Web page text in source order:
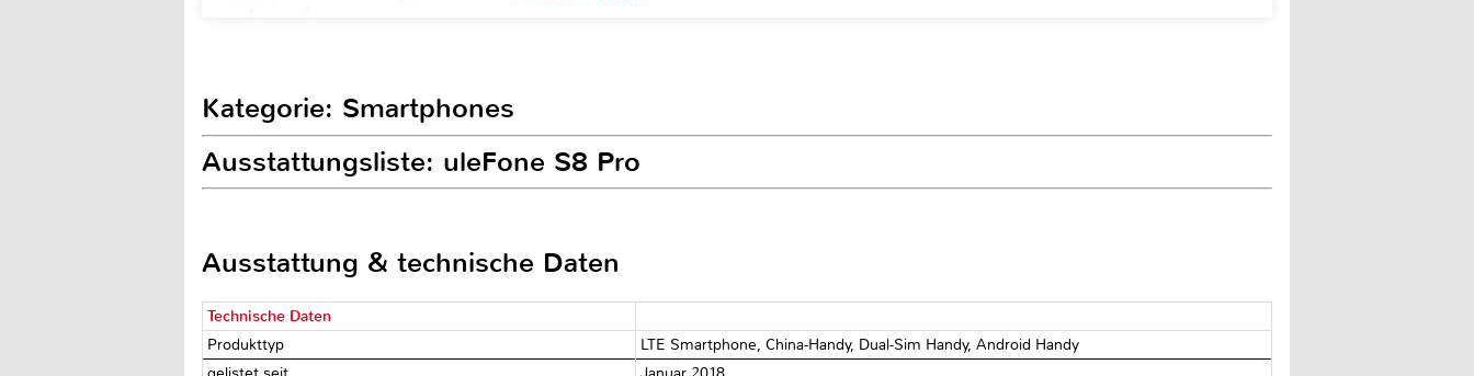
Kategorie: Smartphones
Ausstattungsliste: uleFone S8 Pro
Ausstattung & technische Daten
Technische Daten
Produkttyp
LTE Smartphone, China-Handy, Dual-Sim Handy, Android Handy